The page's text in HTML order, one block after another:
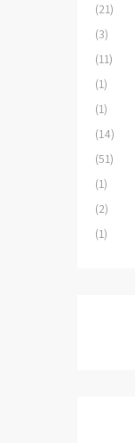
(21)
(3)
(11)
(1)
(1)
(14)
(51)
(1)
(2)
(1)